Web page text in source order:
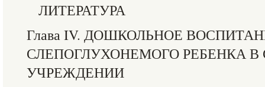
ЛИТЕРАТУРА
Глава IV. ДОШКОЛЬНОЕ
СЛЕПОГЛУХОНЕМОГО РЕБЕНКА
УЧРЕЖДЕНИИ